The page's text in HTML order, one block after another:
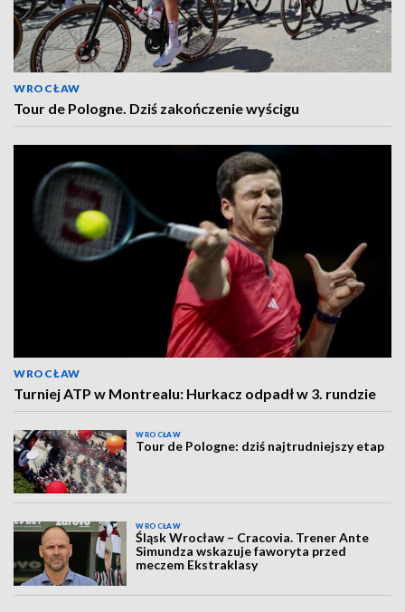
WROCŁAW
Tour de Pologne. Dziś zakończenie wyścigu
WROCŁAW
Turniej ATP w Montrealu: Hurkacz odpadł w 3. rundzie
WROCŁAW
Tour de Pologne: dziś najtrudniejszy etap
WROCŁAW
Śląsk Wrocław – Cracovia. Trener Ante
Simundza wskazuje faworyta przed
meczem Ekstraklasy